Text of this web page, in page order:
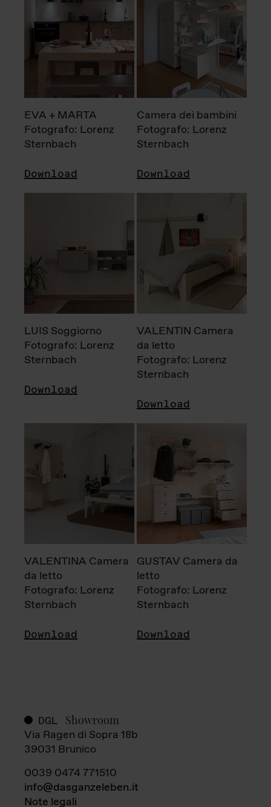
EVA + MARTA
Fotografo: Lorenz
Sternbach
Download
Camera dei bambini
Fotografo: Lorenz
Sternbach
Download
LUIS Soggiorno
Fotografo: Lorenz
Sternbach
Download
VALENTIN Camera
da letto
Fotografo: Lorenz
Sternbach
Download
VALENTINA Camera
da letto
Fotografo: Lorenz
Sternbach
Download
GUSTAV Camera da
letto
Fotografo: Lorenz
Sternbach
Download
DGL Showroom
Via Ragen di Sopra 18b
39031 Brunico
0039 0474 771510
info@dasganzeleben.it
Note legali